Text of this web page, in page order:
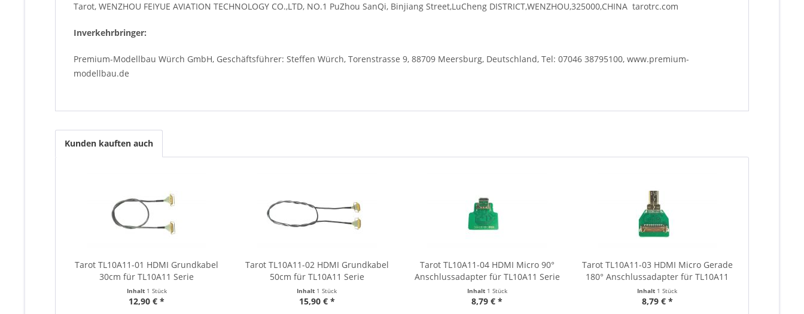
Tarot, WENZHOU FEIYUE AVIATION TECHNOLOGY CO.,LTD, NO.1 PuZhou SanQi, Binjiang Street,LuCheng DISTRICT,WENZHOU,325000,CHINA tarotrc.com
Inverkehrbringer:
Premium-Modellbau Würch GmbH, Geschäftsführer: Steffen Würch, Torenstrasse 9, 88709 Meersburg, Deutschland, Tel: 07046 38795100, www.premium-
modellbau.de
Kunden kauften auch
Tarot TL10A11-01 HDMI Grundkabel
30cm für TL10A11 Serie
Inhalt 1 Stück
12,90 € *
Tarot TL10A11-02 HDMI Grundkabel
50cm für TL10A11 Serie
Inhalt 1 Stück
15,90 € *
Tarot TL10A11-04 HDMI Micro 90°
Anschlussadapter für TL10A11 Serie
Inhalt 1 Stück
8,79 € *
Tarot TL10A11-03 HDMI Micro Gerade
180° Anschlussadapter für TL10A11
Serie
Inhalt 1 Stück
8,79 € *